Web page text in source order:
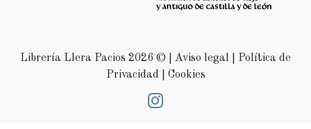
Librería Llera Pacios 2026 © | Aviso legal
Política de
Privacidad| Cookies